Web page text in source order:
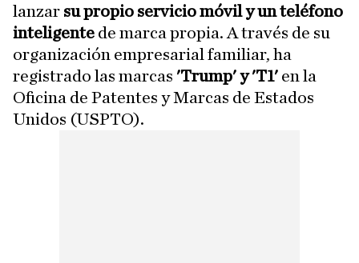
lanzar su propio servicio móvil y un teléfono
inteligente de marca propia. A través de su
organización empresarial familiar, ha
registrado las marcas 'Trump' y 'T1' en la
Oficina de Patentes y Marcas de Estados
Unidos (USPTO).